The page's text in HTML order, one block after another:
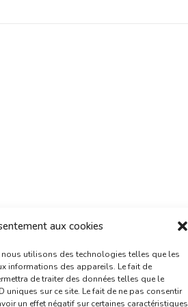
aux cookies
nous utilisons des technologies telles que les
informations des appareils. Le fait de
de traiter des données telles que le
sur ce site. Le fait de ne pas consentir
un effet négatif sur certaines caractéristiques